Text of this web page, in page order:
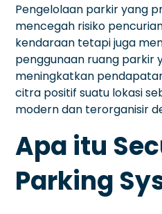
Pengelolaan parkir yang
mencegah risiko
kendaraan tetapi juga
penggunaan ruang parkir
meningkatkan
citra positif suatu lokasi
modern dan terorganisir
Apa itu
Parking